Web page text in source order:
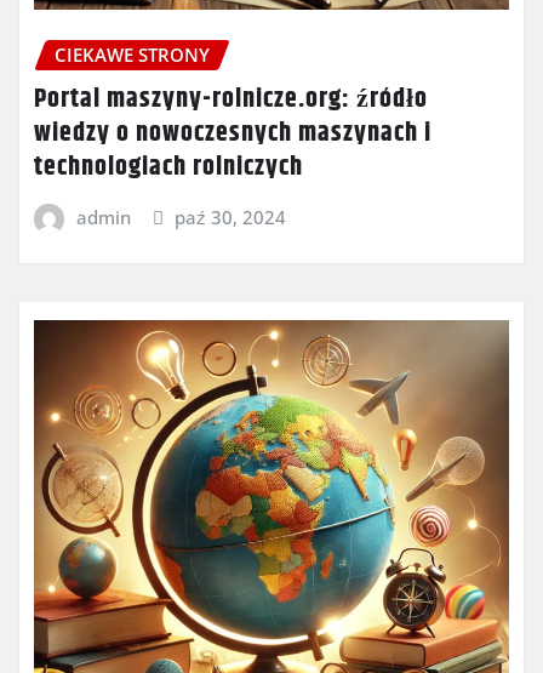
CIEKAWE STRONY
Portal maszyny-rolnicze.org: źródło
wiedzy o nowoczesnych maszynach i
technologiach rolniczych
admin paź 30, 2024